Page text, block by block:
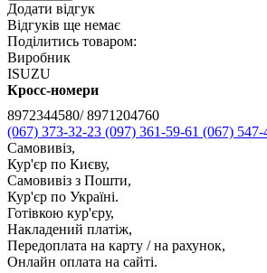
Додати відгук
Відгуків ще немає
Поділитись товаром:
Виробник
ISUZU
Кросс-номери
8972344580/ 8971204760
(067) 373-32-23 (097) 361-59-61 (067) 547-
Самовивіз,
Кур'єр по Києву,
Самовивіз з Пошти,
Кур'єр по Україні.
Готівкою кур'єру,
Накладений платіж,
Передоплата на карту / на рахунок,
Онлайн оплата на сайті.